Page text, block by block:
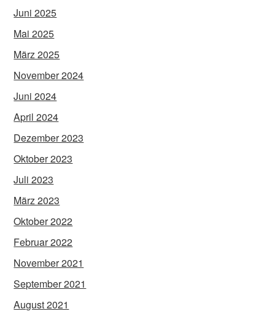
Juni 2025
Mai 2025
März 2025
November 2024
Juni 2024
April 2024
Dezember 2023
Oktober 2023
Juli 2023
März 2023
Oktober 2022
Februar 2022
November 2021
September 2021
August 2021